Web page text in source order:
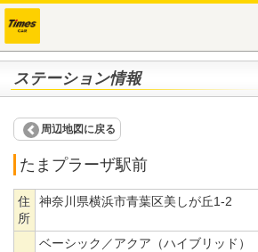
ステーション情報
周辺地図に戻る
たまプラーザ駅前
住
所
神奈川県横浜市青葉区美しが丘1-2
ベーシック／アクア（ハイブリッド）